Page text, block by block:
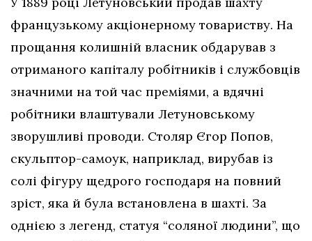
французькому акціонерному товариству. На
прощання колишній власник обдарував з
отриманого капіталу робітників і службовців
значними на той час преміями, а вдячні
робітники влаштували Летуновському
зворушливі проводи. Столяр Єгор Попов,
скульптор-самоук, наприклад, вирубав із
солі фігуру щедрого господаря на повний
зріст, яка й була встановлена в шахті. За
однією з легенд, статуя “соляної людини”, що